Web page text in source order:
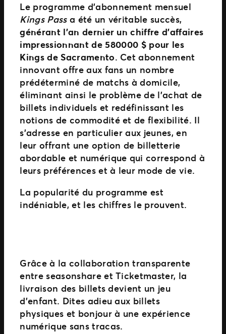
Le programme d’abonnement mensuel
Kings Passa été un véritable succès,
générant l’an dernier un chiffre d’affaires
impressionnant de 580 000 $ pour les
Kings de Sacramento. Cet abonnement
innovant offre aux fans un nombre
prédéterminé de matchs à domicile,
éliminant ainsi le problème de l’achat de
billets individuels et redéfinissant les
notions de commodité et de flexibilité. Il
s’adresse en particulier aux jeunes, en
leur offrant une option de billetterie
abordable et numérique qui correspond à
leurs préférences et à leur mode de vie.
La popularité du programme est
indéniable, et les chiffres le prouvent.
Grâce à la collaboration transparente
entre seasonshare et Ticketmaster, la
livraison des billets devient un jeu
d’enfant. Dites adieu aux billets
physiques et bonjour à une expérience
numérique sans tracas.